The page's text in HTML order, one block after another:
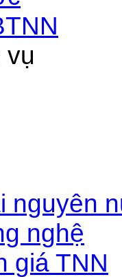
nguyên
nghệ
giá TNN